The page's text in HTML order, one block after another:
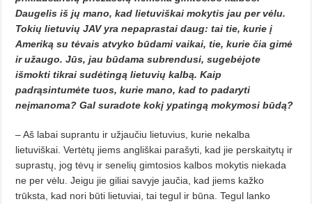
Daugelis iš jų mano, kad lietuviškai mokytis jau per vėlu.
Tokių lietuvių JAV yra nepaprastai daug: tai tie, kurie į
Ameriką su tėvais atvyko būdami vaikai, tie, kurie čia gimė
ir užaugo. Jūs, jau būdama subrendusi, sugebėjote
išmokti tikrai sudėtingą lietuvių kalbą. Kaip
padrąsintumėte tuos, kurie mano, kad to padaryti
neįmanoma? Gal suradote kokį ypatingą mokymosi būdą?
– Aš labai suprantu ir užjaučiu lietuvius, kurie nekalba
lietuviškai. Vertėtų jiems angliškai parašyti, kad jie perskaitytų ir
suprastų, jog tėvų ir senelių gimtosios kalbos mokytis niekada
ne per vėlu. Jeigu jie giliai savyje jaučia, kad jiems kažko
trūksta, kad nori būti lietuviai, tai tegul ir būna. Tegul lanko